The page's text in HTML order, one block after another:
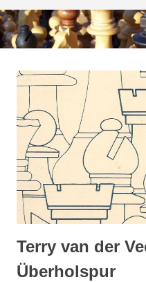
Zum
Inhalt
springen
Terry van der
Überholspur